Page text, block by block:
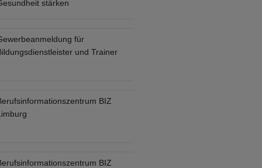
stärken
für
und Trainer
BIZ
BIZ